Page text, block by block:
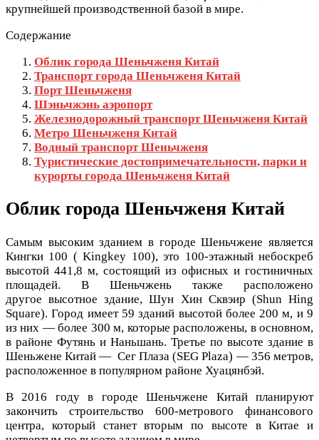
крупнейшей производственной базой в мире.
Содержание
Облик города Шеньчженя Китай
Транспорт города Шеньчженя Китай
Порт Шеньчженя
Шэньчжэнь аэропорт
Железнодорожный транспорт Шеньчженя Китай
Метро Шеньчженя Китай
Водный транспорт Шеньчженя
Туристические достопримечательности, парки и
курорты города Шеньчженя Китай
Облик города Шеньчженя Китай
Самым высоким зданием в городе Шеньчжене является
Кингки 100 ( Kingkey 100), это 100-этажный небоскреб
высотой 441,8 м, состоящий из офисных и гостиничных
площадей. В Шеньчжень также расположено
другое высотное здание, Шун Хин Сквэир (Shun Hing
Square). Город имеет 59 зданий высотой более 200 м, и 9
из них — более 300 м, которые расположены, в основном,
в районе Футянь и Наньшань. Третье по высоте здание в
Шеньжене Китай — Сег Плаза (SEG Plaza) — 356 метров,
расположенное в популярном районе Хуацянбэй.
В 2016 году в городе Шеньчжене Китай планируют
закончить строительство 600-метрового финансового
центра, который станет вторым по высоте в Китае и